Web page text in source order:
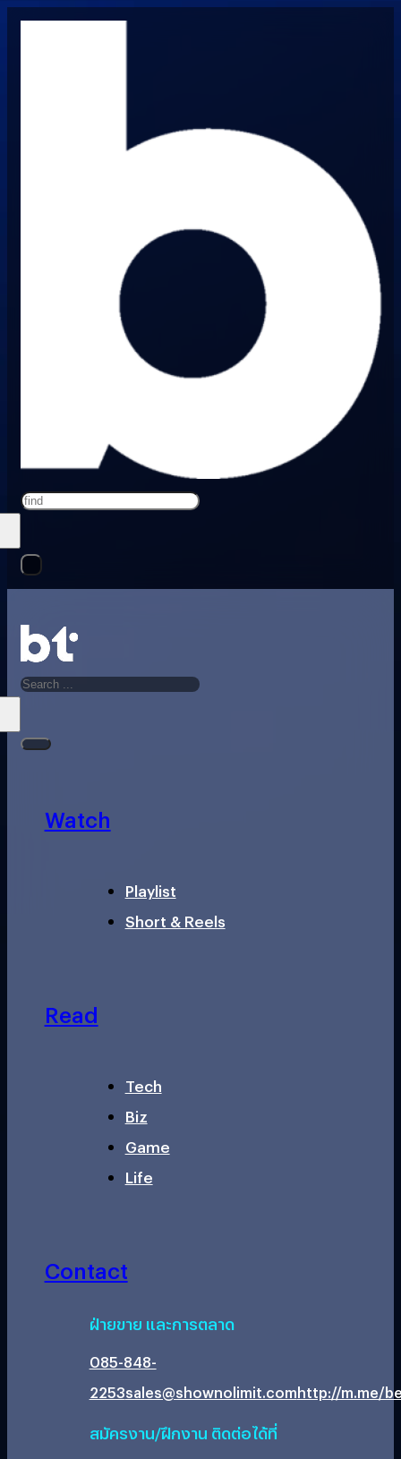
Search
Search
Watch
Playlist
Short & Reels
Read
Tech
Biz
Game
Life
Contact
ฝ่ายขาย และการตลาด
085-848-
2253sales@shownolimit.comhttp://m.me/
สมัครงาน/ฝึกงาน ติดต่อได้ที่